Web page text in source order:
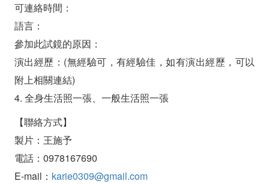
可連絡時間：
語言：
參加此試鏡的原因：
演出經歷：(無經驗可，有經驗佳，如有演出經歷，可以
附上相關連結)
4. 全身生活照一張、一般生活照一張
【聯絡方式】
製片：王施予
電話：0978167690
E-mail： karie0309@gmail.com